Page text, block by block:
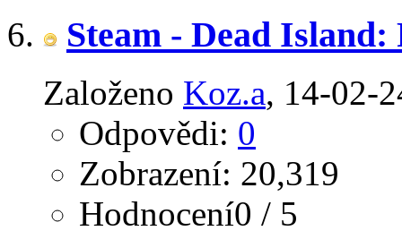
Steam - Dead
Založeno Koz.a‎, 14-02-
Odpovědi: 0
Zobrazení: 20,319
Hodnocení0 / 5